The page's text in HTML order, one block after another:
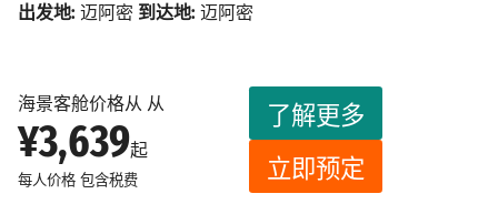
海景客舱价格从 从
¥3,639起
每人价格 包含税费
了解更多
立即预定
出发地: 迈阿密 到达地: 迈阿密